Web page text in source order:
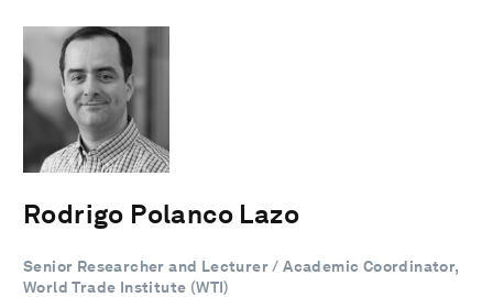
Rodrigo Polanco Lazo
Senior Researcher and Lecturer / Academic Coordinator,
World Trade Institute (WTI)